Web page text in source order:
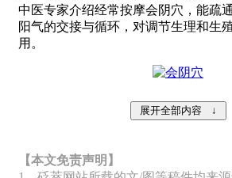
中医专家介绍经常按摩会阴穴，能疏
阳气的交接与循环，对调节生理和生
用。
【本文免责声明】